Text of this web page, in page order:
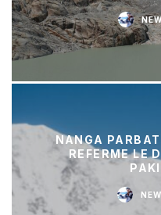
NANGA
REFERME LE